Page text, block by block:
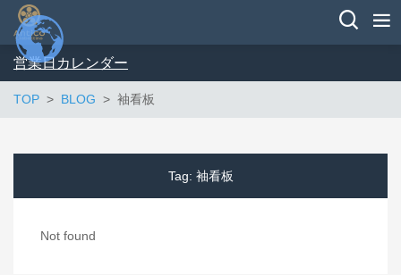
営業日カレンダー
TOP BLOG 袖看板
Tag: 袖看板
Not found